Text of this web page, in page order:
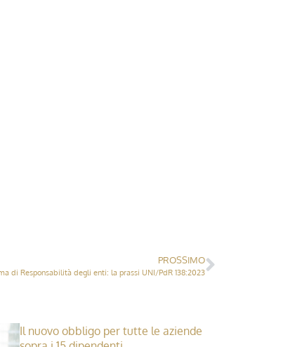
PROSSIMO
di Responsabilità degli enti: la prassi UNI/PdR 138:2023
Il nuovo obbligo per tutte le aziende